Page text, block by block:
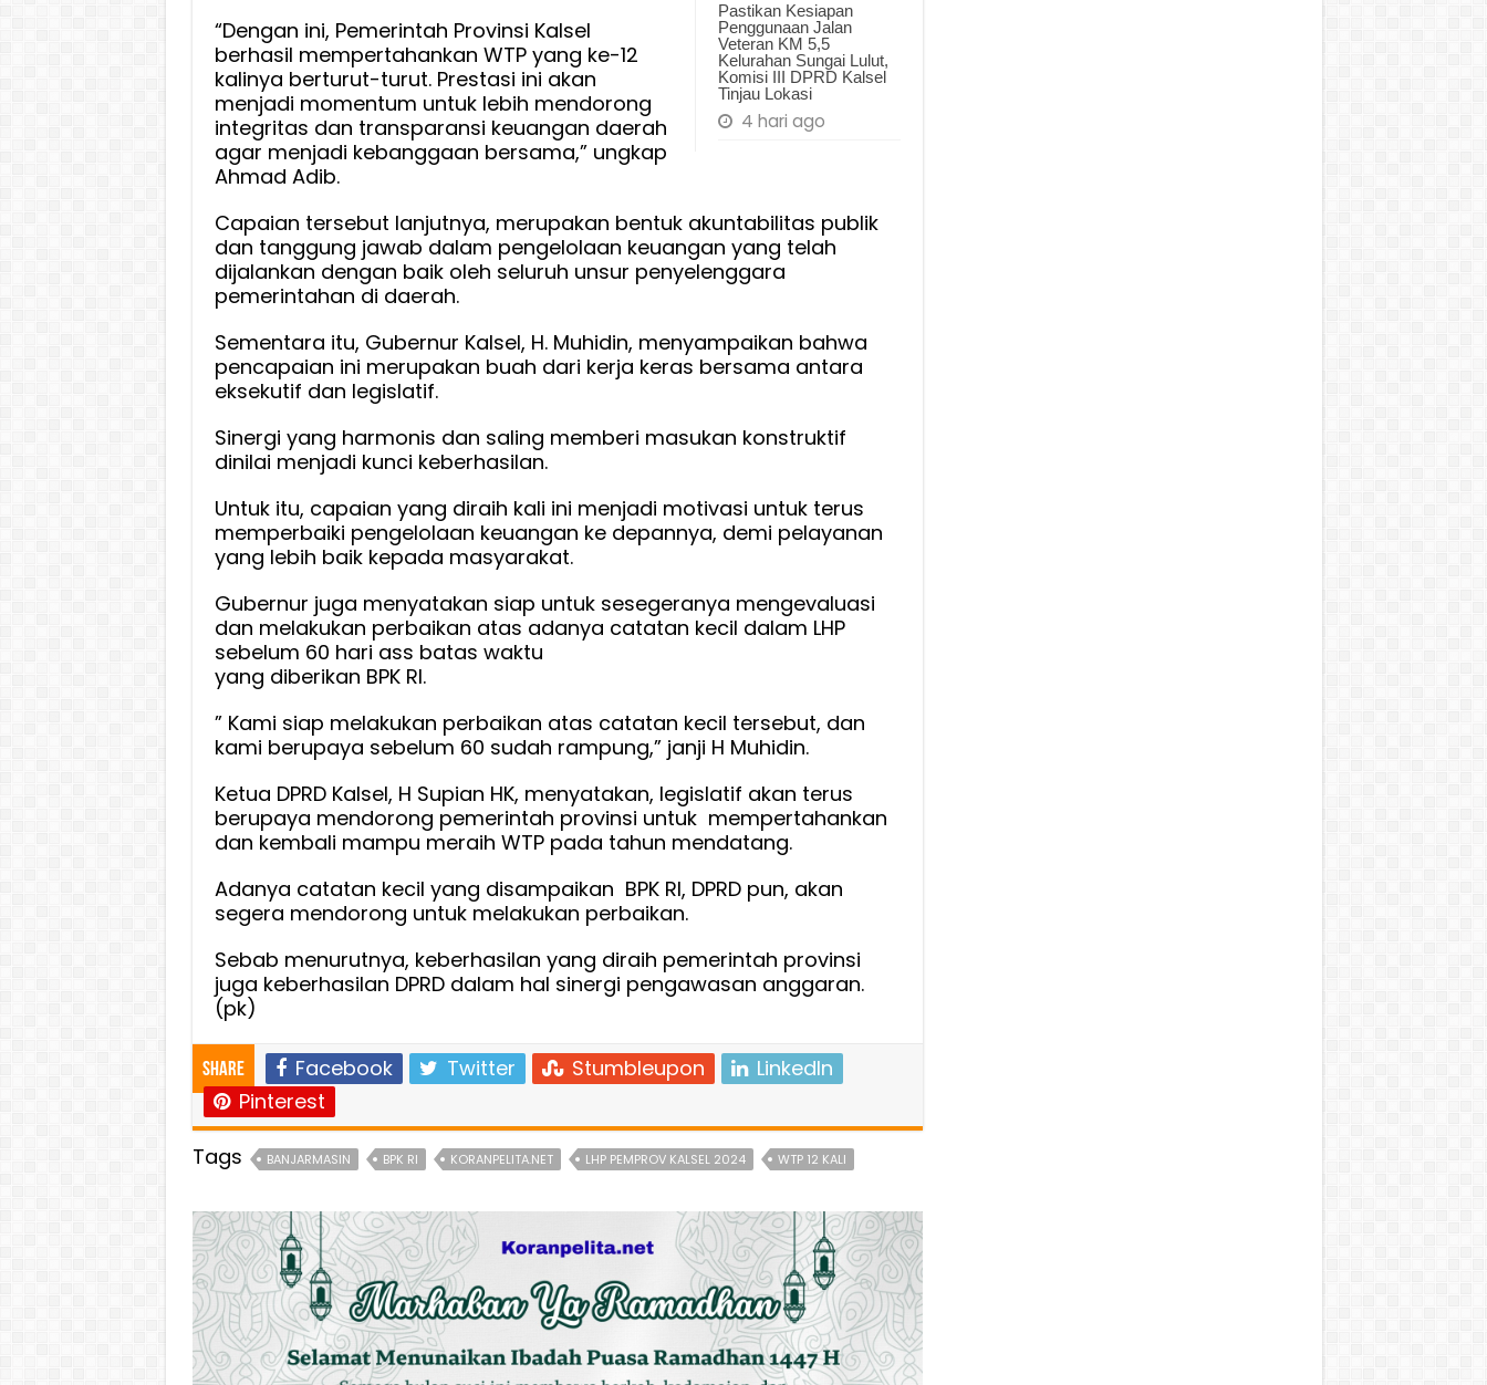
Pastikan Kesiapan
Penggunaan Jalan
Veteran KM 5,5
Kelurahan Sungai Lulut,
Komisi III DPRD Kalsel
Tinjau Lokasi
4 hari ago
“Dengan ini, Pemerintah Provinsi Kalsel
berhasil mempertahankan WTP yang ke-12
kalinya berturut-turut. Prestasi ini akan
menjadi momentum untuk lebih mendorong
integritas dan transparansi keuangan daerah
agar menjadi kebanggaan bersama,” ungkap
Ahmad Adib.
Capaian tersebut lanjutnya, merupakan bentuk akuntabilitas publik
dan tanggung jawab dalam pengelolaan keuangan yang telah
dijalankan dengan baik oleh seluruh unsur penyelenggara
pemerintahan di daerah.
Sementara itu, Gubernur Kalsel, H. Muhidin, menyampaikan bahwa
pencapaian ini merupakan buah dari kerja keras bersama antara
eksekutif dan legislatif.
Sinergi yang harmonis dan saling memberi masukan konstruktif
dinilai menjadi kunci keberhasilan.
Untuk itu, capaian yang diraih kali ini menjadi motivasi untuk terus
memperbaiki pengelolaan keuangan ke depannya, demi pelayanan
yang lebih baik kepada masyarakat.
Gubernur juga menyatakan siap untuk sesegeranya mengevaluasi
dan melakukan perbaikan atas adanya catatan kecil dalam LHP
sebelum 60 hari ass batas waktu
yang diberikan BPK RI.
” Kami siap melakukan perbaikan atas catatan kecil tersebut, dan
kami berupaya sebelum 60 sudah rampung,” janji H Muhidin.
Ketua DPRD Kalsel, H Supian HK, menyatakan, legislatif akan terus
berupaya mendorong pemerintah provinsi untuk mempertahankan
dan kembali mampu meraih WTP pada tahun mendatang.
Adanya catatan kecil yang disampaikan BPK RI, DPRD pun, akan
segera mendorong untuk melakukan perbaikan.
Sebab menurutnya, keberhasilan yang diraih pemerintah provinsi
juga keberhasilan DPRD dalam hal sinergi pengawasan anggaran.
(pk)
Share Facebook Twitter Stumbleupon
LinkedIn
Pinterest
Tags
BANJARMASIN BPK RI KORANPELITA.NET LHP PEMPROV KALSEL 2024 WTP 12 KALI